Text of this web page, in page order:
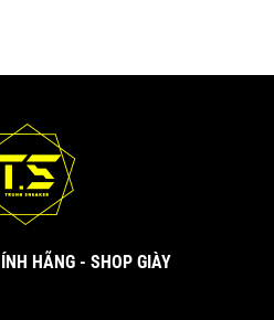
HÃNG - SHOP GIÀY